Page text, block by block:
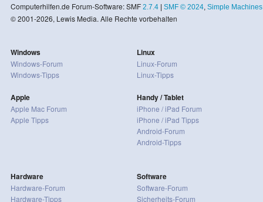
Computerhilfen.de Forum-Software: SMF 2.7.4| SMF © 2024, Simple Machines
© 2001-2026, Lewis Media. Alle Rechte vorbehalten
Windows
Windows-Forum
Windows-Tipps
Apple
Apple Mac Forum
Apple Tipps
Linux
Linux-Forum
Linux-Tipps
Handy / Tablet
iPhone / iPad Forum
iPhone / iPad Tipps
Android-Forum
Android-Tipps
Hardware
Hardware-Forum
Hardware-Tipps
Software
Software-Forum
Sicherheits-Forum